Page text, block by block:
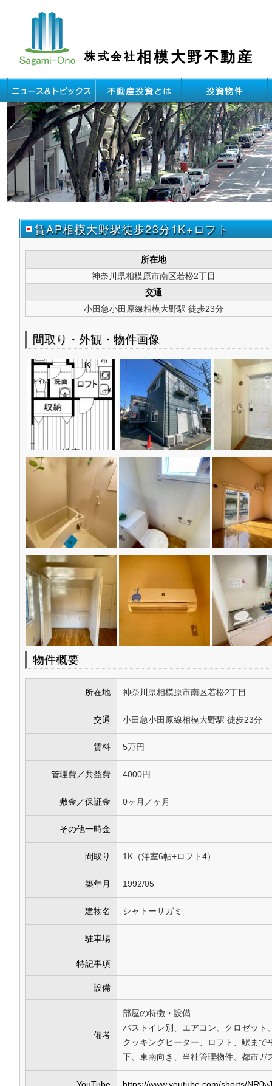
株式会社相模大野不動産
賃AP相模大野駅徒歩23分1K+ロフト
所在地
神奈川県相模原市南区若松2丁目
交通
小田急小田原線相模大野駅 徒歩23分
間取り・外観・物件画像
物件概要
所在地 神奈川県相模原市南区若松2丁目
交通 小田急小田原線相模大野駅 徒歩23分
賃料 5万円
管理費／共益費 4000円
敷金／保証金 0ヶ月／ヶ月
その他一時金
間取り 1K（洋室6帖+ロフト4）
築年月 1992/05
建物名 シャトーサガミ
駐車場
特記事項
設備
備考
部屋の特徴・設備
バストイレ別、エアコン、クロゼッ
クッキングヒーター、ロフト、駅ま
下、東南向き、当社管理物件、都市